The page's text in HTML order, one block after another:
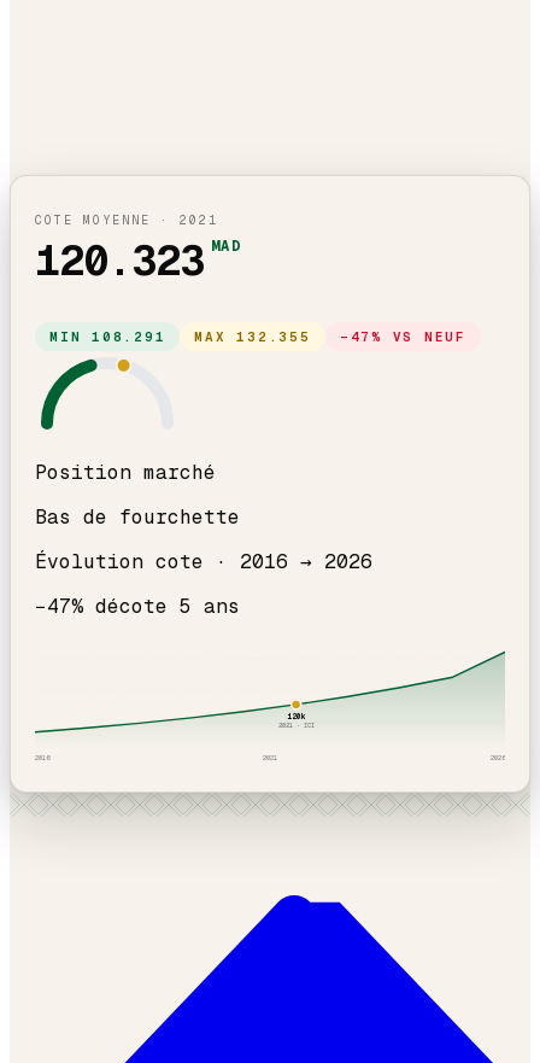
COTE MOYENNE · 2021
120.323 MAD
MIN108.291 MAX132.355 − 47% VS NEUF
Position marché
Bas de fourchette
Évolution cote · 2016 → 2026
−47% décote 5 ans
120 k
2021· ICI
2016 2021 2026